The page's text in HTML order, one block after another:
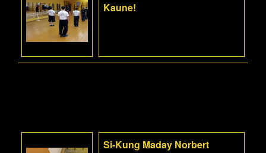
Kaune!
Si-Kung Maday Norbert